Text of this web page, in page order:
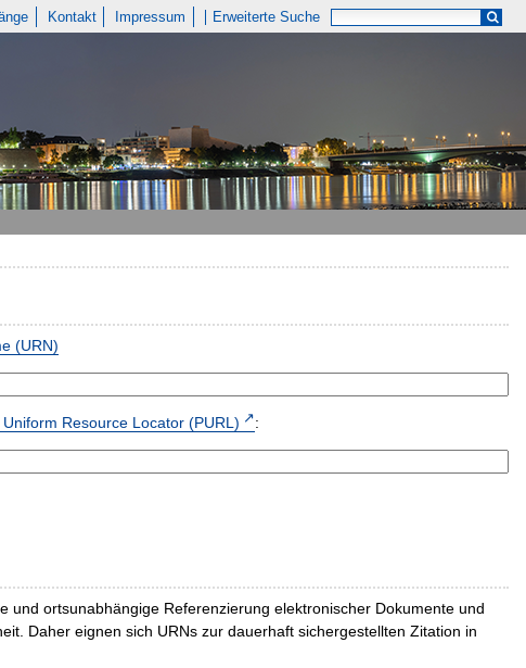
Kontakt Impressum Erweiterte Suche
(URN)
Resource Locator (PURL) :
und ortsunabhängige Referenzierung elektronischer Dokumente und
Daher eignen sich URNs zur dauerhaft sichergestellten Zitation in